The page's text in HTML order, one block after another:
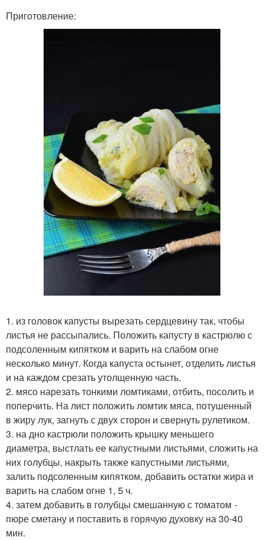
Приготовление:
1. из головок капусты вырезать сердцевину так, чтобы
листья не рассыпались. Положить капусту в кастрюлю с
подсоленным кипятком и варить на слабом огне
несколько минут. Когда капуста остынет, отделить листья
и на каждом срезать утолщенную часть.
2. мясо нарезать тонкими ломтиками, отбить, посолить и
поперчить. На лист положить ломтик мяса, потушенный
в жиру лук, загнуть с двух сторон и свернуть рулетиком.
3. на дно кастрюли положить крышку меньшего
диаметра, выстлать ее капустными листьями, сложить на
них голубцы, накрыть также капустными листьями,
залить подсоленным кипятком, добавить остатки жира и
варить на слабом огне 1, 5 ч.
4. затем добавить в голубцы смешанную с томатом -
пюре сметану и поставить в горячую духовку на 30-40
мин.